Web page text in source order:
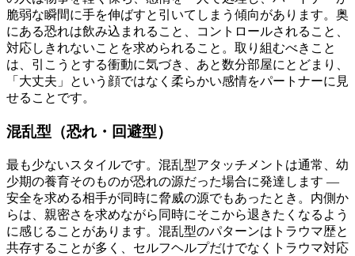
脆弱な瞬間に手を伸ばすと引いてしまう傾向があります。奥
にある恐れは飲み込まれること、コントロールされること、
対応しきれないことを求められること。取り組むべきこと
は、引こうとする衝動に気づき、あと数分部屋にとどまり、
「大丈夫」という顔ではなく柔らかい感情をパートナーに見
せることです。
混乱型（恐れ・回避型）
最も少ないスタイルです。混乱型アタッチメントは通常、幼
少期の養育そのものが恐れの源だった場合に発達します —
安全を求める相手が同時に脅威の源でもあったとき。内側か
らは、親密さを求めながら同時にそこから退きたくなるよう
に感じることがあります。混乱型のパターンはトラウマ歴と
共存することが多く、セルフヘルプだけでなくトラウマ対応